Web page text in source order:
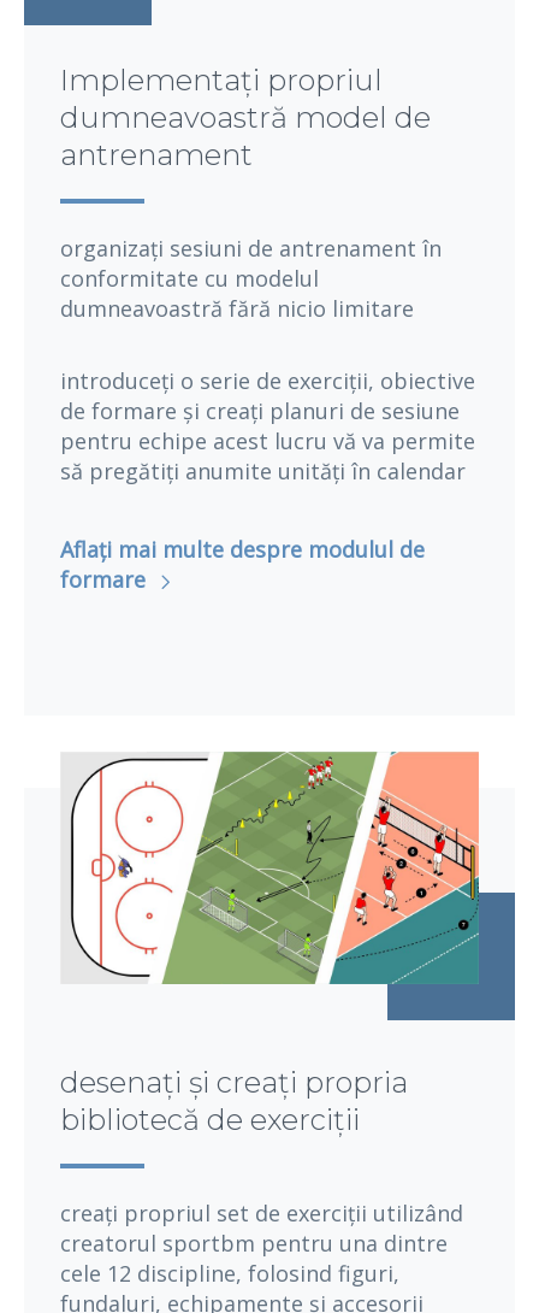
Implementați propriul
dumneavoastră model de
antrenament
organizați sesiuni de antrenament în
conformitate cu modelul
dumneavoastră fără nicio limitare
introduceți o serie de exerciții, obiective
de formare și creați planuri de sesiune
pentru echipe acest lucru vă va permite
să pregătiți anumite unități în calendar
Aflați mai multe despre modulul de
formare
desenați și creați propria
bibliotecă de exerciții
creați propriul set de exerciții utilizând
creatorul sportbm pentru una dintre
cele 12 discipline, folosind figuri,
fundaluri, echipamente și accesorii